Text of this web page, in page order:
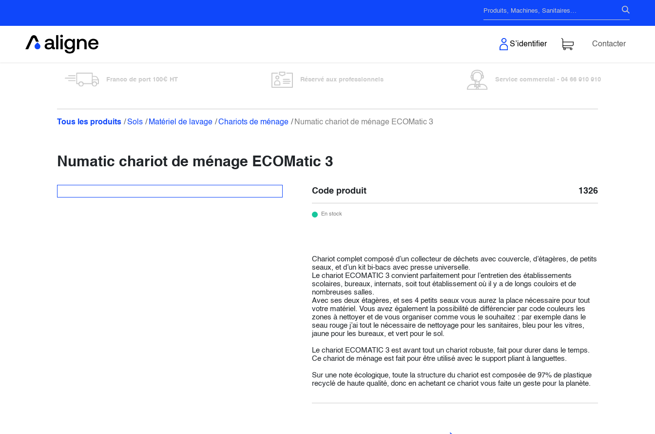
S’identifier Contacter
Franco de port 100€ HT Réservé aux professionnels Service commercial - 04 66 910 910
Tous les produits Sols Matériel de lavage Chariots de ménage Numatic chariot de ménage ECOMatic 3
Numatic chariot de ménage ECOMatic 3
Code produit 1326
En stock
Chariot complet composé d’un collecteur de déchets avec couvercle, d’étagères, de petits
seaux, et d’un kit bi-bacs avec presse universelle.
Le chariot ECOMATIC 3 convient parfaitement pour l’entretien des établissements
scolaires, bureaux, internats, soit tout établissement où il y a de longs couloirs et de
nombreuses salles.
Avec ses deux étagères, et ses 4 petits seaux vous aurez la place nécessaire pour tout
votre matériel. Vous avez également la possibilité de différencier par code couleurs les
zones à nettoyer et de vous organiser comme vous le souhaitez : par exemple dans le
seau rouge j’ai tout le nécessaire de nettoyage pour les sanitaires, bleu pour les vitres,
jaune pour les bureaux, et vert pour le sol.
Le chariot ECOMATIC 3 est avant tout un chariot robuste, fait pour durer dans le temps.
Ce chariot de ménage est fait pour être utilisé avec le support pliant à languettes.
Sur une note écologique, toute la structure du chariot est composée de 97% de plastique
recyclé de haute qualité, donc en achetant ce chariot vous faite un geste pour la planète.